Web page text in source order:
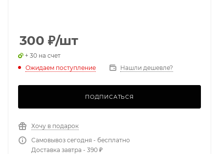
300 ₽/шт
+ 30 на счет
Ожидаем поступление
Нашли дешевле?
ПОДПИСАТЬСЯ
Хочу в подарок
Самовывоз сегодня - бесплатно
Доставка завтра - 390 ₽